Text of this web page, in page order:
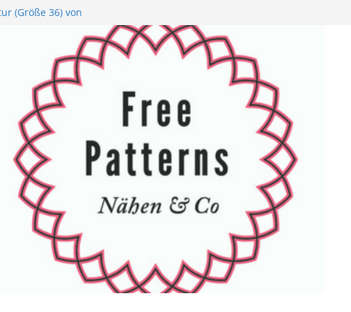
(Größe 36) von
von
von Buttinette